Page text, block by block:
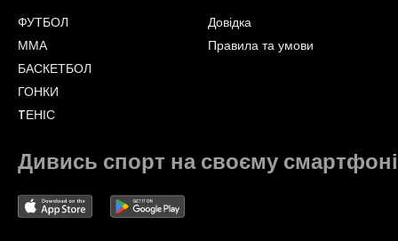
ФУТБОЛ
ММА
БАСКЕТБОЛ
ГОНКИ
TЕНІС
Довідка
Правила та умови
Дивись спорт на своєму смартфоні